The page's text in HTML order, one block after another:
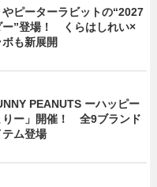
やピーターラビットの“2027
ー”登場！ くらはしれい×
も新展開
PEANUTS ーハッピー
りー」開催！ 全9ブランド
ム登場